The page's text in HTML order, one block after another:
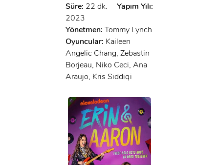
Süre: 22 dk.
Yapım Yılı:
2023
Yönetmen: Tommy Lynch
Oyuncular: Kaileen
Angelic Chang, Zebastin
Borjeau, Niko Ceci, Ana
Araujo, Kris Siddiqi